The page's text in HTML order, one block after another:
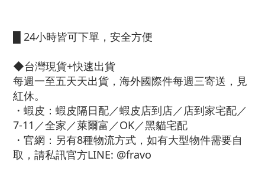
█ 24小時皆可下單，安全方便
◆台灣現貨+快速出貨
每週一至五天天出貨，海外國際件每週三寄送，見
紅休。
・蝦皮：蝦皮隔日配／蝦皮店到店／店到家宅配／
7-11／全家／萊爾富／OK／黑貓宅配
・官網：另有8種物流方式，如有大型物件需要自
取，請私訊官方LINE: @fravo